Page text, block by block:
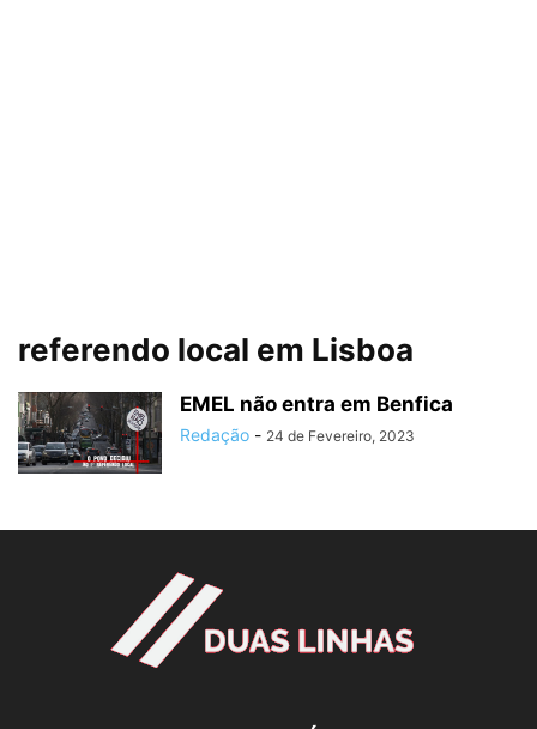
referendo local em Lisboa
EMEL não entra em Benfica
Redação - 24 de Fevereiro, 2023